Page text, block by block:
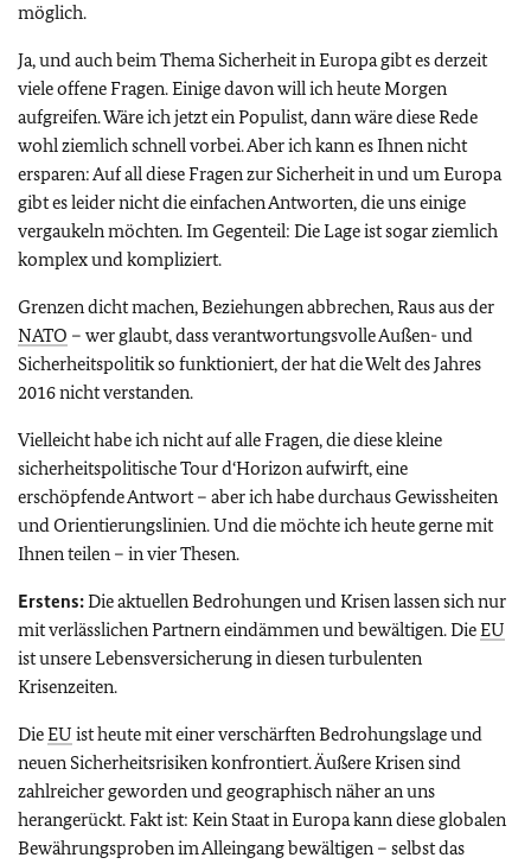
möglich.
Ja, und auch beim Thema Sicherheit in Europa gibt es derzeit
viele offene Fragen. Einige davon will ich heute Morgen
aufgreifen. Wäre ich jetzt ein Populist, dann wäre diese Rede
wohl ziemlich schnell vorbei. Aber ich kann es Ihnen nicht
ersparen: Auf all diese Fragen zur Sicherheit in und um Europa
gibt es leider nicht die einfachen Antworten, die uns einige
vergaukeln möchten. Im Gegenteil: Die Lage ist sogar ziemlich
komplex und kompliziert.
Grenzen dicht machen, Beziehungen abbrechen, Raus aus der
NATO – wer glaubt, dass verantwortungsvolle Außen- und
Sicherheitspolitik so funktioniert, der hat die Welt des Jahres
2016 nicht verstanden.
Vielleicht habe ich nicht auf alle Fragen, die diese kleine
sicherheitspolitische Tour d‘Horizon aufwirft, eine
erschöpfende Antwort – aber ich habe durchaus Gewissheiten
und Orientierungslinien. Und die möchte ich heute gerne mit
Ihnen teilen – in vier Thesen.
Erstens:Die aktuellen Bedrohungen und Krisen lassen sich nur
mit verlässlichen Partnern eindämmen und bewältigen. DieEU
ist unsere Lebensversicherung in diesen turbulenten
Krisenzeiten.
DieEU ist heute mit einer verschärften Bedrohungslage und
neuen Sicherheitsrisiken konfrontiert. Äußere Krisen sind
zahlreicher geworden und geographisch näher an uns
herangerückt. Fakt ist: Kein Staat in Europa kann diese globalen
Bewährungsproben im Alleingang bewältigen – selbst das